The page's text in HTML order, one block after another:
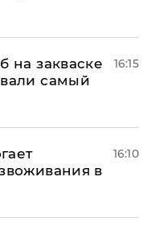
на закваске
самый
16:15
в
16:10